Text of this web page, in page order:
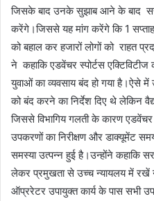
जिसके बाद उनके सुझाब आने के बाद
करेंगे।जिससे यह मांग करेंगे कि 1 सप्ताह
को बहाल कर हजारों लोगों को राहत
ने कहाकि एडवेंचर स्पोर्टस
युवाओं का व्यवसाय बंद हो गया है।ऐसे
को बंद करने का निर्देश दिए थे लेकिन
जिससे विभागिय गलती के कारण एडवेंचर
उपकरणों का निरीक्षण और डाक्यूमेंट
समस्या उत्पन्न हुई है।उन्होंने कहाकि
लेकर प्रमुखता से उच्च न्यायलय में रखें
ऑप्ररेटर उपायुक्त कार्य के पास सभी